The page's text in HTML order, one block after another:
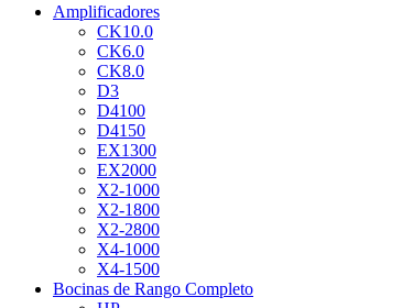
Amplificadores
CK10.0
CK6.0
CK8.0
D3
D4100
D4150
EX1300
EX2000
X2-1000
X2-1800
X2-2800
X4-1000
X4-1500
Bocinas de Rango Completo